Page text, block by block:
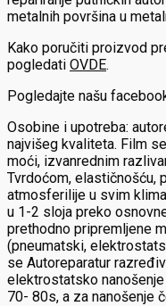
metalnih površina u
Kako poručiti proizvod
pogledati OVDE.
Pogledajte našu
Osobine i upotreba:
najvišeg kvaliteta. Film
moći, izvanrednim
Tvrdoćom, elastičnošću,
atmosferilije u svim
u 1-2 sloja preko
prethodno pripremljene
(pneumatski,
se Autoreparatur
elektrostatsko
70- 80s, a za nanošenje